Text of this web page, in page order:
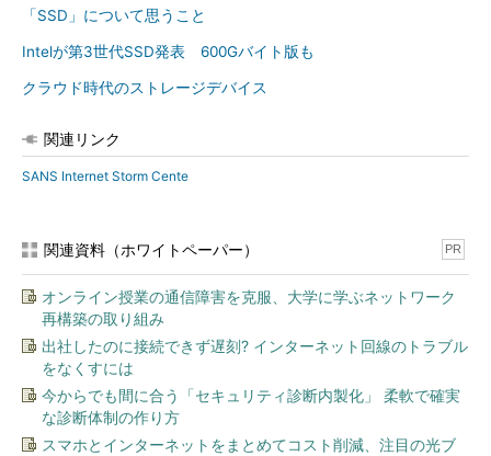
「SSD」について思うこと
Intelが第3世代SSD発表 600Gバイト版も
クラウド時代のストレージデバイス
関連リンク
SANS Internet Storm Cente
関連資料（ホワイトペーパー） PR
オンライン授業の通信障害を克服、大学に学ぶネットワーク
再構築の取り組み
出社したのに接続できず遅刻? インターネット回線のトラブル
をなくすには
今からでも間に合う「セキュリティ診断内製化」 柔軟で確実
な診断体制の作り方
スマホとインターネットをまとめてコスト削減、注目の光ブ